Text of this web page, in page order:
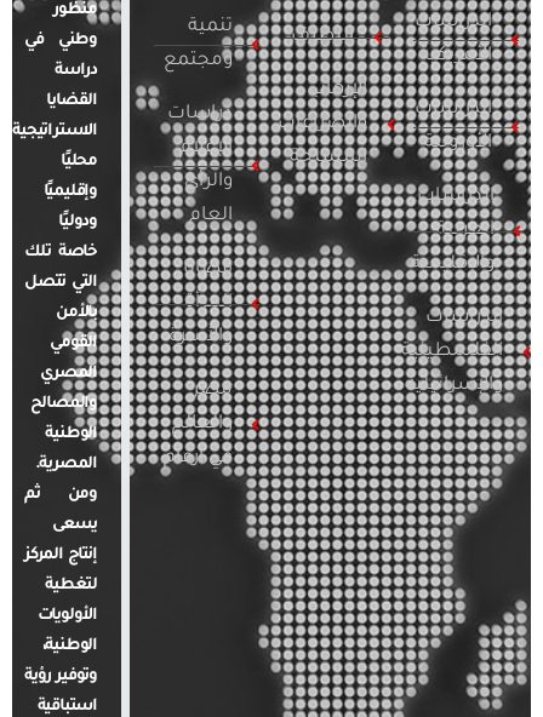
الدراسات
الأمريكية
الدراسات
الأوروبية
الدراسات
العربية
والإقليمية
الدراسات
الفلسطينية
والإسرائيلية
التطرف
الإرهاب
والصراعات
المسلحة
تنمية
ومجتمع
دراسات
الإعلام
والرأي
العام
قضايا
المرأة
والأسرة
مصر
والعالم
في أرقام
منظور
وطني في
دراسة
القضايا
الاستراتيجية
محليًا
وإقليميًا
ودوليًا
خاصة تلك
التي تتصل
بالأمن
القومي
المصري
والمصالح
الوطنية
المصرية.
ومن ثم
يسعى
إنتاج المركز
لتغطية
الأولويات
الوطنية،
وتوفير رؤية
استباقية